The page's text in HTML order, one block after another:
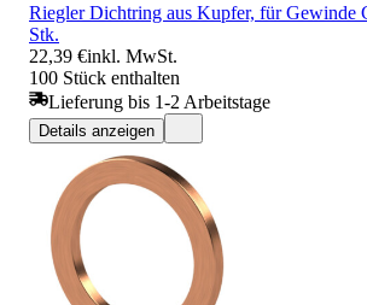
Riegler Dichtring aus Kupfer, für Gewinde
Stk.
22,39 €inkl. MwSt.
100 Stück enthalten
Lieferung bis 1-2 Arbeitstage
Details anzeigen